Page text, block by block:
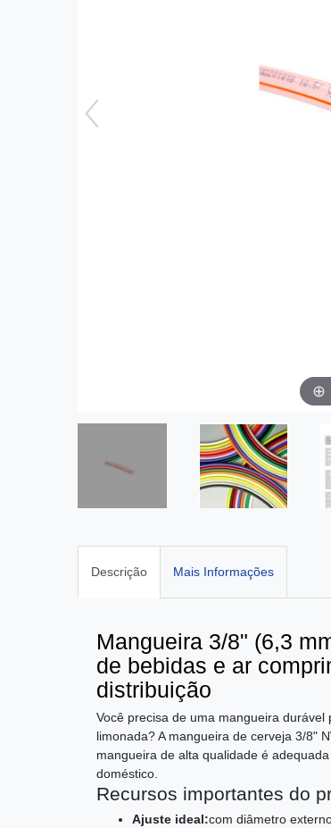
Descrição Mais Informações
Mangueira 3/8" (6,3
de bebidas e ar
distribuição
Você precisa de uma mangueira
limonada? A mangueira de cerveja 3/8"
mangueira de alta qualidade é
doméstico.
Recursos importantes do
Ajuste ideal:com diâmetro